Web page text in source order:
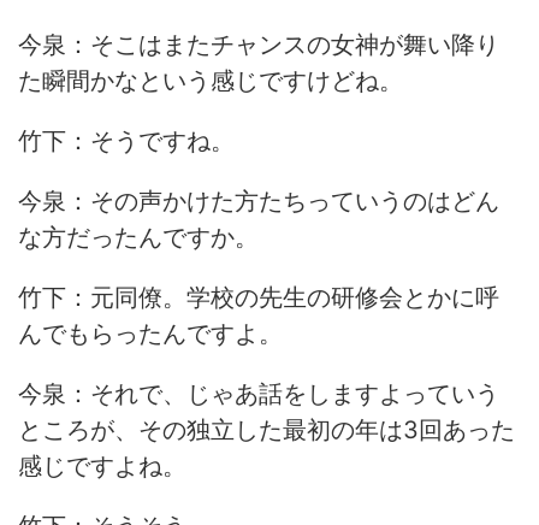
今泉：そこはまたチャンスの女神が舞い降り
た瞬間かなという感じですけどね。
竹下：そうですね。
今泉：その声かけた方たちっていうのはどん
な方だったんですか。
竹下：元同僚。学校の先生の研修会とかに呼
んでもらったんですよ。
今泉：それで、じゃあ話をしますよっていう
ところが、その独立した最初の年は3回あった
感じですよね。